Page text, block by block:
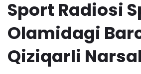
Sport Radiosi
Olamidagi
Qiziqarli